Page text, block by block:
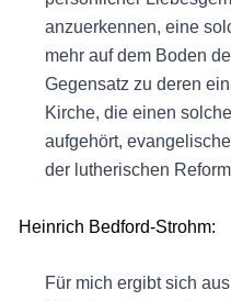
anzuerkennen, eine
mehr auf dem Boden
Gegensatz zu deren
Kirche, die einen
aufgehört,
der lutherischen
Heinrich Bedford-Strohm:
Für mich ergibt sich